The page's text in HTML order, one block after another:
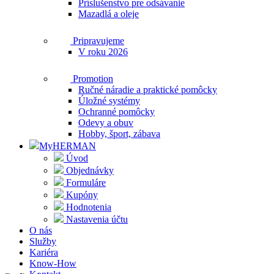
Príslušenstvo pre odsávanie
Mazadlá a oleje
Pripravujeme
V roku 2026
Promotion
Ručné náradie a praktické pomôcky
Úložné systémy
Ochranné pomôcky
Odevy a obuv
Hobby, šport, zábava
MyHERMAN
Úvod
Objednávky
Formuláre
Kupóny
Hodnotenia
Nastavenia účtu
O nás
Služby
Kariéra
Know-How